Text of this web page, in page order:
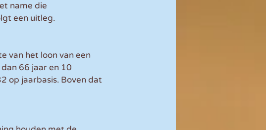
name die
een uitleg.
van het loon van een
66 jaar en 10
op jaarbasis. Boven dat